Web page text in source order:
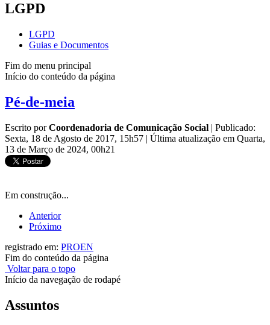
LGPD
LGPD
Guias e Documentos
Fim do menu principal
Início do conteúdo da página
Pé-de-meia
Escrito porCoordenadoria de Comunicação Social | Publicado:
Sexta, 18 de Agosto de 2017, 15h57 | Última atualização em Quarta,
13 de Março de 2024, 00h21
Em construção...
Anterior
Próximo
registrado em: PROEN
Fim do conteúdo da página
Voltar para o topo
Início da navegação de rodapé
Assuntos